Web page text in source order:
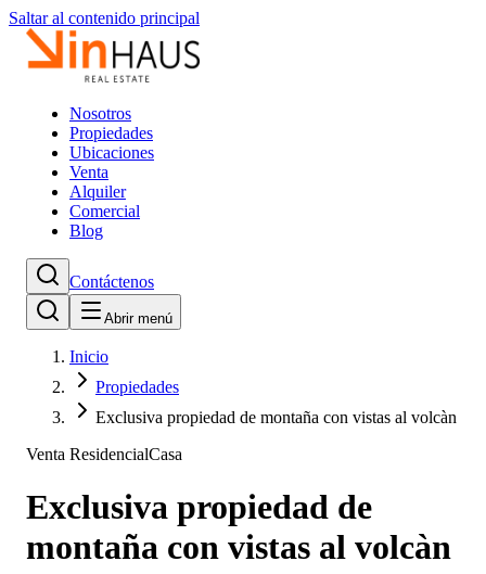
Saltar al contenido principal
Nosotros
Propiedades
Ubicaciones
Venta
Alquiler
Comercial
Blog
Contáctenos
Abrir menú
Inicio
Propiedades
Exclusiva propiedad de montaña con vistas al volcàn
Venta ResidencialCasa
Exclusiva propiedad de
montaña con vistas al volcàn